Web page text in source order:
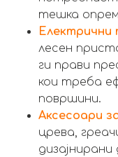
тешка
Електрични
лесен
ги прави
кои треба
површини.
Аксесоари
црева,